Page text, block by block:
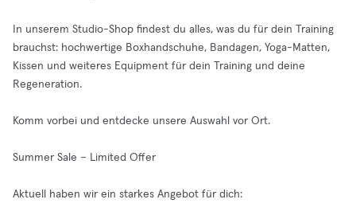
In unserem Studio-Shop findest du alles, was du für dein Training
brauchst: hochwertige Boxhandschuhe, Bandagen, Yoga-Matten,
Kissen und weiteres Equipment für dein Training und deine
Regeneration.
Komm vorbei und entdecke unsere Auswahl vor Ort.
Summer Sale – Limited Offer
Aktuell haben wir ein starkes Angebot für dich: